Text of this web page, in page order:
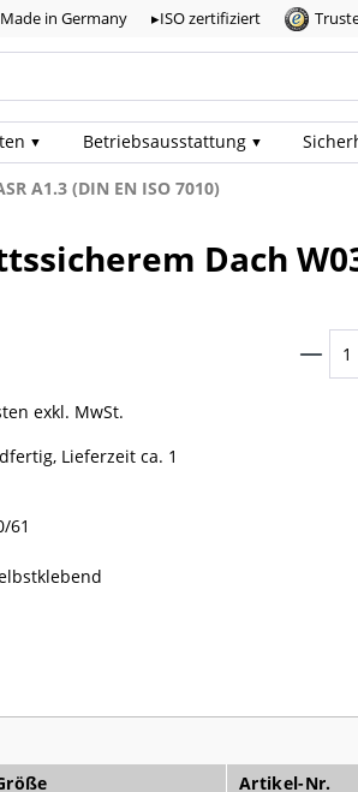
in Germany ▸ISO zertifiziert
Betriebs­ausstattung
A1.3 (DIN EN ISO 7010)
Dach
exkl. MwSt.
Lieferzeit ca. 1
61
Artikel-Nr.